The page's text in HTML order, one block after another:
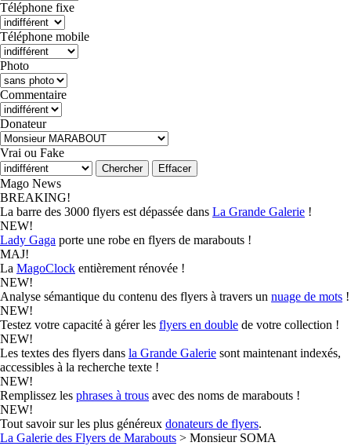
Téléphone fixe
Téléphone mobile
Photo
Commentaire
Donateur
Vrai ou Fake
Mago News
BREAKING!
La barre des 3000 flyers est dépassée dans La Grande Galerie !
NEW!
Lady Gaga porte une robe en flyers de marabouts !
MAJ!
La MagoClock entièrement rénovée !
NEW!
Analyse sémantique du contenu des flyers à travers un nuage de mots !
NEW!
Testez votre capacité à gérer les flyers en double de votre collection !
NEW!
Les textes des flyers dans la Grande Galerie sont maintenant indexés,
accessibles à la recherche texte !
NEW!
Remplissez les phrases à trous avec des noms de marabouts !
NEW!
Tout savoir sur les plus généreux donateurs de flyers.
La Galerie des Flyers de Marabouts > Monsieur SOMA